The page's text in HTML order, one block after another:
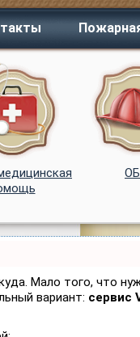
Мало того, что
вариант: сервис